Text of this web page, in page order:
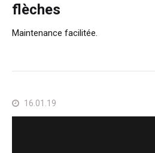
flèches
Maintenance facilitée.
16.01.19